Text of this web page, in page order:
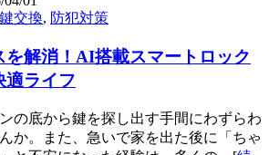
鍵交換, 防犯対策
を解消！AI搭載スマートロック
適ライフ
の底から鍵を探し出す手間にわずらわ
か。また、急いで家を出た後に「ちゃ